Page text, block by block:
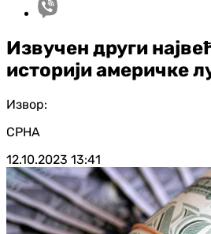
Извучен други
историји америчке
Извор:
СРНА
12.10.2023 13:41